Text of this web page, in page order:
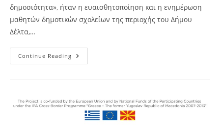
δημοσιότητα», ήταν η ευαισθητοποίηση και η ενημέρωση
μαθητών δημοτικών σχολείων της περιοχής του Δήμου
Δέλτα,…
Continue Reading ENVI
–
Σχολείων,
14-
16/05/2013